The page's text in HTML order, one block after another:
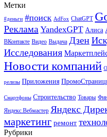
Метки
#деньги #поиск AdFox ChatGPT
Реклама YandexGPT Алиса
ВКонтакте Видео Выдача Дзен
Исследования
Новости компаний
релизы Приложения
Смартфоны Строительство Товары
Яндекс.Вебмастер Яндекс
маркетинг ремонт
Рубрики